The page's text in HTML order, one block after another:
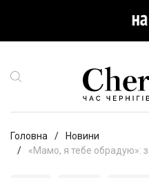
Головна
Новини
«Мамо, я тебе обрадую»: